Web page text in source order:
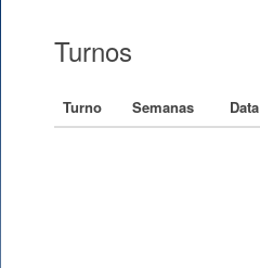
Turnos
Turno Semanas Data